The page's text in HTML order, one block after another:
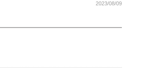
2023/08/09